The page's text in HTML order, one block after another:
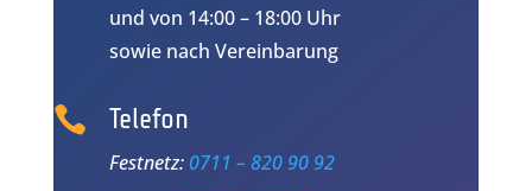
und von 14:00 – 18:00 Uhr
sowie nach Vereinbarung
 Telefon
Festnetz: 0711 – 820 90 92